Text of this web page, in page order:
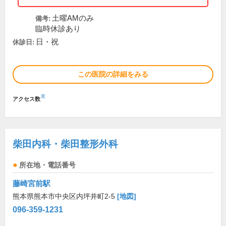
備考: 土曜AMのみ
臨時休診あり
休診日: 日・祝
この医院の詳細をみる
アクセス数※
柴田内科・柴田整形外科
所在地・電話番号
藤崎宮前駅
熊本県熊本市中央区内坪井町2-5 [地図]
096-359-1231